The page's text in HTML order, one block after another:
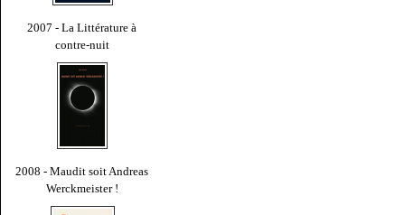
2007 - La Littérature à
contre-nuit
2008 - Maudit soit Andreas
Werckmeister !